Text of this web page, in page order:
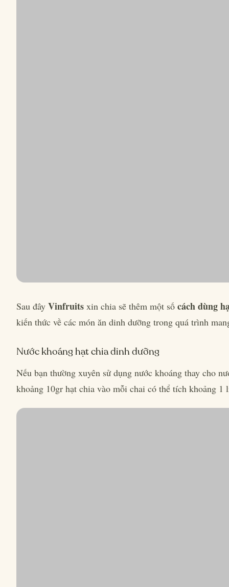
Sau đây Vinfruits xin chia sẽ thêm một số cách dùng
kiến thức về các món ăn dinh dưỡng trong quá trình
Nước khoáng hạt chia dinh dưỡng
Nếu bạn thường xuyên sử dụng nước khoáng thay cho
khoảng 10gr hạt chia vào mỗi chai có thể tích khoảng 1